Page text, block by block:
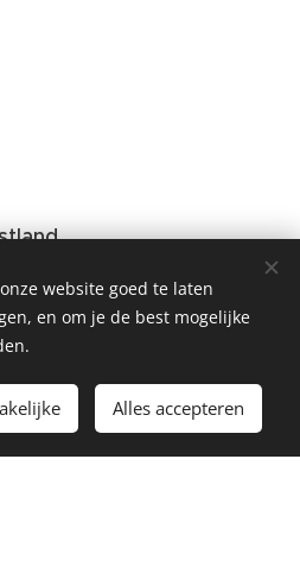
website goed te laten
en om je de best mogelijke
Alles accepteren